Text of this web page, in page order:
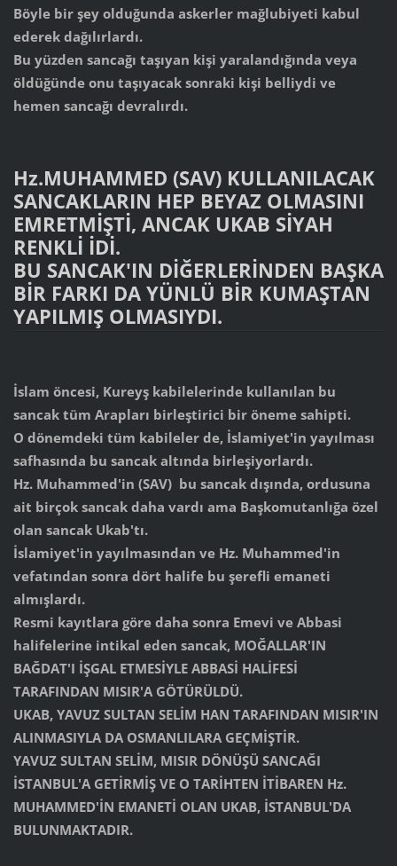
Böyle bir şey olduğunda askerler mağlubiyeti kabul
ederek dağılırlardı.
Bu yüzden sancağı taşıyan kişi yaralandığında veya
öldüğünde onu taşıyacak sonraki kişi belliydi ve
hemen sancağı devralırdı.
Hz.MUHAMMED (SAV) KULLANILACAK
SANCAKLARIN HEP BEYAZ OLMASINI
EMRETMİŞTİ, ANCAK UKAB SİYAH
RENKLİ İDİ.
BU SANCAK'IN DİĞERLERİNDEN BAŞKA
BİR FARKI DA YÜNLÜ BİR KUMAŞTAN
YAPILMIŞ OLMASIYDI.
İslam öncesi, Kureyş kabilelerinde kullanılan bu
sancak tüm Arapları birleştirici bir öneme sahipti.
O dönemdeki tüm kabileler de, İslamiyet'in yayılması
safhasında bu sancak altında birleşiyorlardı.
Hz. Muhammed'in (SAV) bu sancak dışında, ordusuna
ait birçok sancak daha vardı ama Başkomutanlığa özel
olan sancak Ukab'tı.
İslamiyet'in yayılmasından ve Hz. Muhammed'in
vefatından sonra dört halife bu şerefli emaneti
almışlardı.
Resmi kayıtlara göre daha sonra Emevi ve Abbasi
halifelerine intikal eden sancak, MOĞALLAR'IN
BAĞDAT'I İŞGAL ETMESİYLE ABBASİ HALİFESİ
TARAFINDAN MISIR'A GÖTÜRÜLDÜ.
UKAB, YAVUZ SULTAN SELİM HAN TARAFINDAN MISIR'IN
ALINMASIYLA DA OSMANLILARA GEÇMİŞTİR.
YAVUZ SULTAN SELİM, MISIR DÖNÜŞÜ SANCAĞI
İSTANBUL'A GETİRMİŞ VE O TARİHTEN İTİBAREN Hz.
MUHAMMED'İN EMANETİ OLAN UKAB, İSTANBUL'DA
BULUNMAKTADIR.